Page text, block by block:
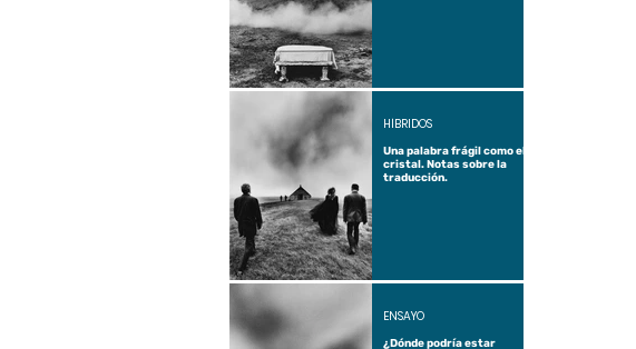
Una palabra frágil como el
cristal. Notas sobre la
traducción.
HÍBRIDOS
¿Dónde podría estar
ENSAYO